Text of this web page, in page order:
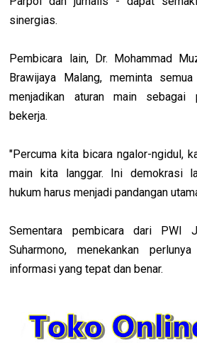
sinergias.
Pembicara lain, Dr. Mohammad
Brawijaya Malang, meminta
menjadikan aturan main sebagai
bekerja.
"Percuma kita bicara ngalor-ngidul,
main kita langgar. Ini demokrasi
hukum harus menjadi pandangan
Sementara pembicara dari PWI
Suharmono, menekankan
informasi yang tepat dan benar.